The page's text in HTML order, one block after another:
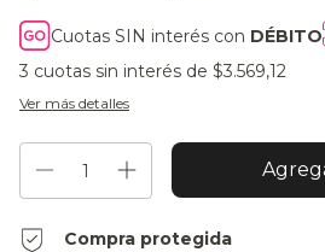
Cuotas SIN interés con DÉBITO
3 cuotas sin interés de $3.569,12
Ver más detalles
Compra protegida